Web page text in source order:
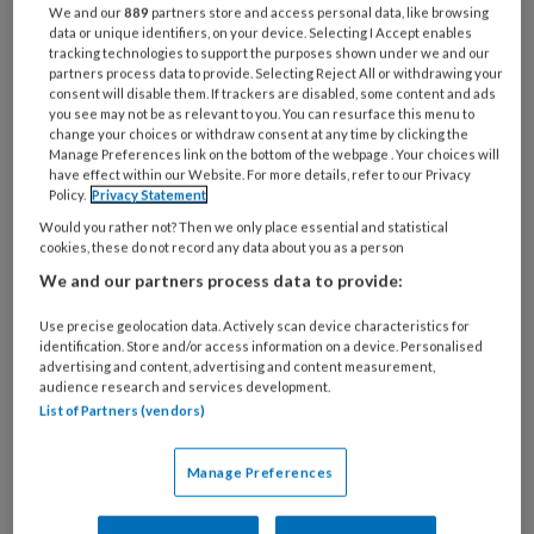
“Hartfalenis de snelst groeiende hartziekte
van Nederland, maar de klachten blijken niet of
pas laat herkend te worden. Symptomen zoals
kortademigheid, vermoeidheid en vocht
We and our889 partners store and access personal data, like browsing
data or unique identifiers, on your device. Selecting I Accept enables
tracking technologies to support the purposes shown under we and our
partners process data to provide. Selecting Reject All or withdrawing your
consent will disable them. If trackers are disabled, some content and ads
you see may not be as relevant to you. You can resurface this menu to
change your choices or withdraw consent at any time by clicking the
Manage Preferences link on the bottom of the webpage . Your choices will
have effect within our Website. For more details, refer to our Privacy
Policy. Privacy Statement
Would you rather not? Then we only place essential and statistical
cookies, these do not record any data about you as a person
We and our partners process data to provide:
Use precise geolocation data. Actively scan device characteristics for
identification. Store and/or access information on a device. Personalised
advertising and content, advertising and content measurement,
audience research and services development.
List of Partners (vendors)
Manage Preferences